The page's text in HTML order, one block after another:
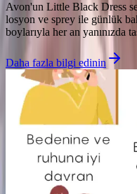
Avon'un Little Black Dress
losyon ve sprey ile günlük
boylarıyla her an yanınızda
Daha fazla bilgi edinin